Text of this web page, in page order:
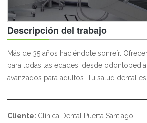
Descripción del trabajo
Más de 35 años haciéndote sonreír.
para todas las edades, desde
avanzados para adultos. Tu salud dental
Cliente: Clínica Dental Puerta Santiago